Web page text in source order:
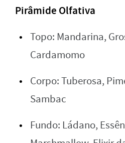
Pirâmide Olfativa
Topo: Mandarina,
Cardamomo
Corpo: Tuberosa,
Sambac
Fundo: Ládano,